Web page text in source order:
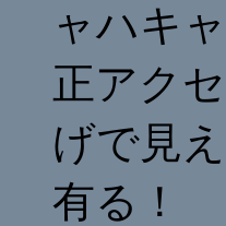
ャハキ
正アク
げで見
有る！